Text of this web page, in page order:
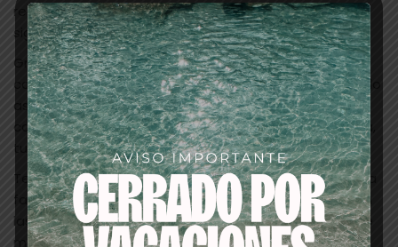
realizar peinados más duraderos, sin roturas, daños ni
signos de encrespamiento.
Gracias a la tecnología cerámica, la temperatura se
conserva y se reparte de manera uniforme, reduciendo
así el tiempo de secado y mejorando la duración y
calidad de tu peinado. Y gracias a la tecnología iónica,
tu pelo se mantiene protegido, con brillo y suave.
Termix Evolution es una innovadora empresa líder en la
fabricación de utensilios de peluquería. Basándose en
las nuevas tecnologías y aportando su experiencia de
más de 10 años como fabricantes, cuentan con